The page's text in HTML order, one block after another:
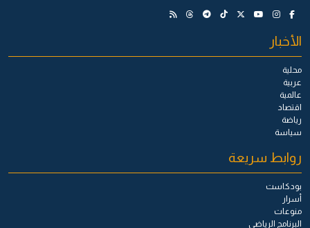
الأخبار
محلية
عربية
عالمية
اقتصاد
رياضة
سياسة
روابط سريعة
بودكاست
أسرار
منوعات
البرنامج الرياضي